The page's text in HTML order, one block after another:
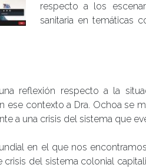
respecto a los
sanitaria en temáticas
reflexión respecto a la
ese contexto a Dra. Ochoa se
a una crisis del sistema que
en el que nos
del sistema colonial